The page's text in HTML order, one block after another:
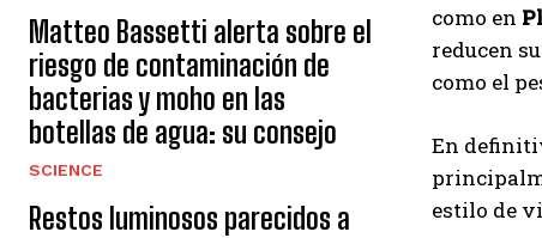
Matteo Bassetti alerta sobre el
riesgo de contaminación de
bacterias y moho en las
botellas de agua: su consejo
SCIENCE
Restos luminosos parecidos a
como en
reducen
como el
En
estilo de